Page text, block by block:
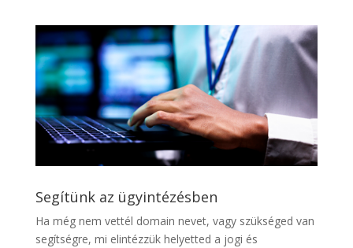
Segítünk az ügyintézésben
Ha még nem vettél domain nevet, vagy szükséged van
segítségre, mi elintézzük helyetted a jogi és